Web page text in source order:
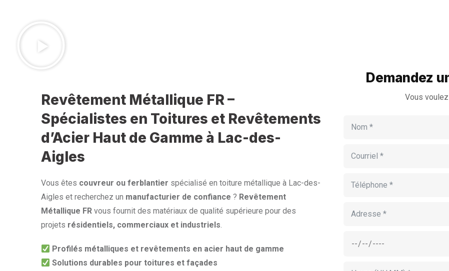
Revêtement Métallique FR –
Spécialistes en Toitures et Revêtements
d’Acier Haut de Gamme à Lac-des-
Aigles
Vous êtes couvreur ou ferblantier spécialisé en toiture métallique à Lac-des-
Aigles et recherchez un manufacturier de confiance ? Revêtement
Métallique FR vous fournit des matériaux de qualité supérieure pour des
projets résidentiels, commerciaux et industriels.
Profilés métalliques et revêtements en acier haut de gamme
Solutions durables pour toitures et façades
Demandez
Vous